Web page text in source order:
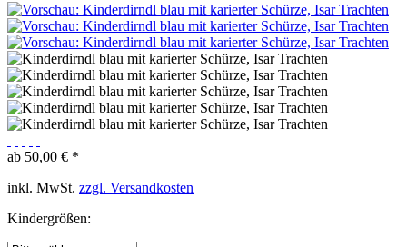
ab 50,00 € *
inkl. MwSt. zzgl. Versandkosten
Kindergrößen: